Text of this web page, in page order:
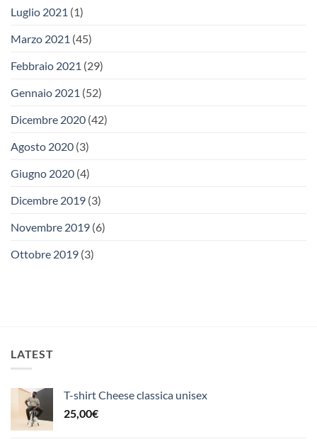
Luglio 2021 (1)
Marzo 2021 (45)
Febbraio 2021 (29)
Gennaio 2021 (52)
Dicembre 2020 (42)
Agosto 2020 (3)
Giugno 2020 (4)
Dicembre 2019 (3)
Novembre 2019 (6)
Ottobre 2019 (3)
LATEST
T-shirt Cheese classica unisex
25,00€